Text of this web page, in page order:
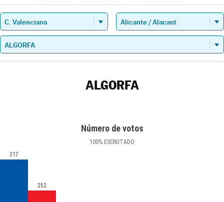
ALGORFA
Número de votos
100% ESCRUTADO
317
252